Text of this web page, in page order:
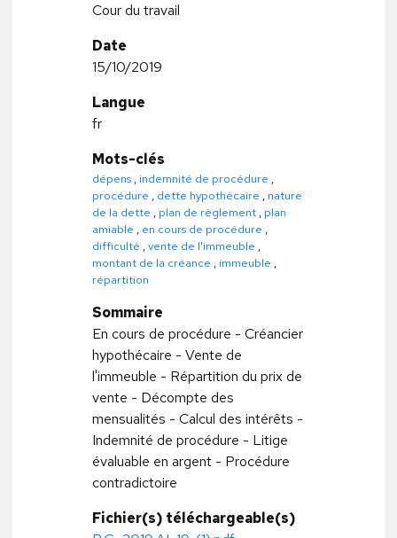
Cour du travail
Date
15/10/2019
Langue
fr
Mots-clés
dépens , indemnité de procédure ,
procédure , dette hypothécaire , nature
de la dette , plan de règlement , plan
amiable , en cours de procédure ,
difficulté ,vente de l'immeuble ,
montant de la créance , immeuble ,
répartition
Sommaire
En cours de procédure - Créancier
hypothécaire - Vente de
l'immeuble - Répartition du prix de
vente - Décompte des
mensualités - Calcul des intérêts -
Indemnité de procédure - Litige
évaluable en argent - Procédure
contradictoire
Fichier(s) téléchargeable(s)